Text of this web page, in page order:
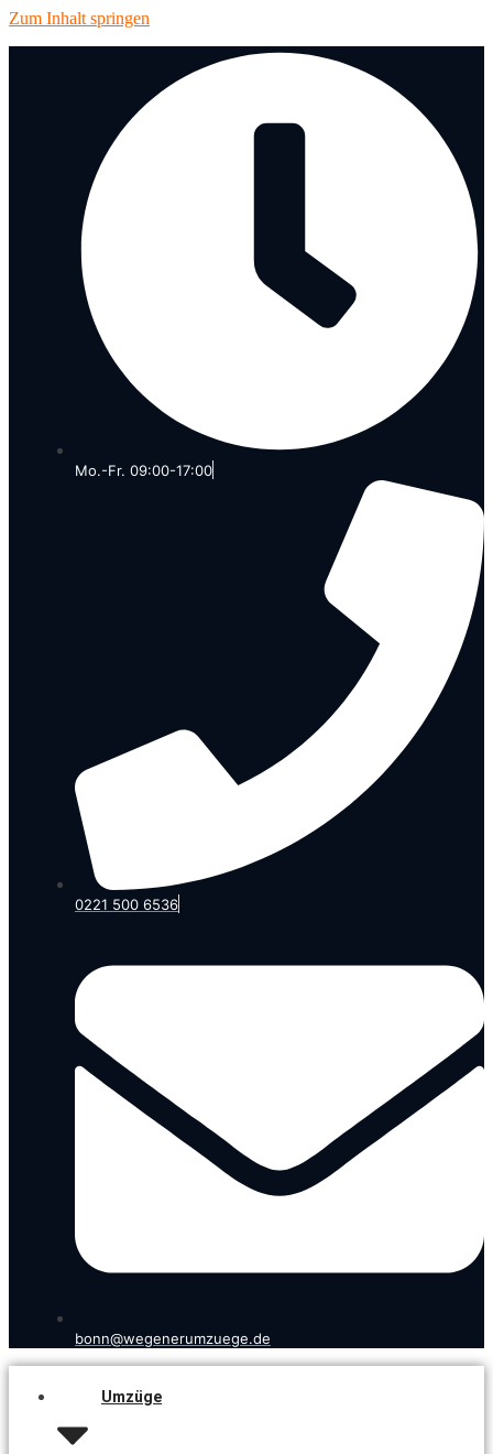
Zum Inhalt springen
Mo.-Fr. 09:00-17:00
0221 500 6536
bonn@wegenerumzuege.de
Umzüge